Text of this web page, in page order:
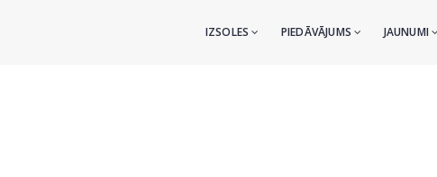
IZSOLES PIEDĀVĀJUMS JAUNUMI